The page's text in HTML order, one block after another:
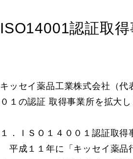
ISO14001認証取
キッセイ薬品工業株式会社（
０１の認証 取得事業所を拡大
１．ＩＳＯ１４００１認証取得
平成１１年に「キッセイ薬品